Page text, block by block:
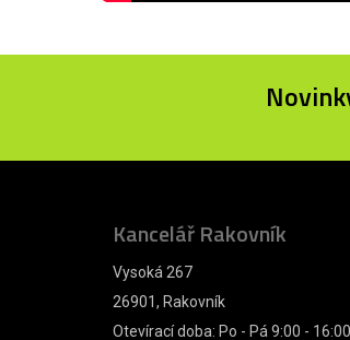
Kancelář Rakovník
Vysoká 267
26901, Rakovník
Otevírací doba: Po - Pá 9:00 - 16:00